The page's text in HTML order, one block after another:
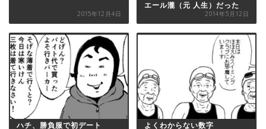
2015年12月4日
エール瀧（元 人生）だった
2014年5月12日
ハチ、勝負服で初デート よくわからない数字